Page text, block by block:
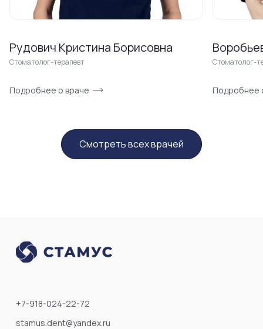
Рудович Кристина Борисовна
Стоматолог-терапевт
Подробнее о враче
Стоматолог-
Подробнее
Смотреть всех врачей
+7-918-024-22-72
stamus.dent@yandex.ru